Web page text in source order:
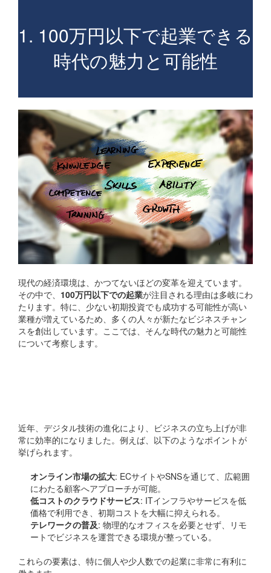
1. 100万円以下で起業できる
時代の魅力と可能性
現代の経済環境は、かつてないほどの変革を迎えています。
その中で、 100万円以下での起業が注目される理由は多岐にわ
たります。特に、少ない初期投資でも成功する可能性が高い
業種が増えているため、多くの人々が新たなビジネスチャン
スを創出しています。ここでは、そんな時代の魅力と可能性
について考察します。
近年、デジタル技術の進化により、ビジネスの立ち上げが非
常に効率的になりました。例えば、以下のようなポイントが
挙げられます。
オンライン市場の拡大: ECサイトやSNSを通じて、広範囲
にわたる顧客へアプローチが可能。
低コストのクラウドサービス: ITインフラやサービスを低
価格で利用でき、初期コストを大幅に抑えられる。
テレワークの普及: 物理的なオフィスを必要とせず、リモ
ートでビジネスを運営できる環境が整っている。
これらの要素は、特に個人や少人数での起業に非常に有利に